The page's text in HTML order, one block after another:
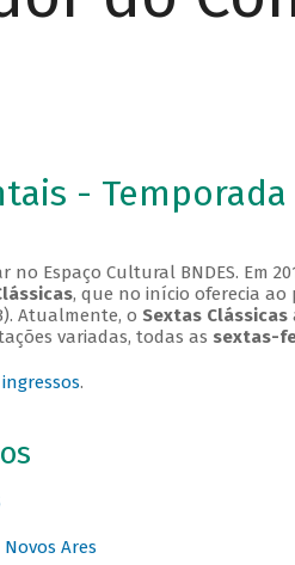
- Temporada
Espaço Cultural BNDES. Em
, que no início oferecia
Atualmente, o Sextas Clássicas
variadas, todas as sextas-
.
Novos Ares